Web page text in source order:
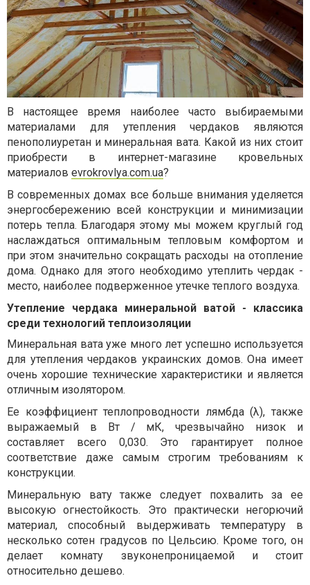
В настоящее время наиболее часто выбираемыми
материалами для утепления чердаков являются
пенополиуретан и минеральная вата. Какой из них стоит
приобрести в интернет-магазине кровельных
материалов evrokrovlya.com.ua?
В современных домах все больше внимания уделяется
энергосбережению всей конструкции и минимизации
потерь тепла. Благодаря этому мы можем круглый год
наслаждаться оптимальным тепловым комфортом и
при этом значительно сокращать расходы на отопление
дома. Однако для этого необходимо утеплить чердак -
место, наиболее подверженное утечке теплого воздуха.
Утепление чердака минеральной ватой - классика
среди технологий теплоизоляции
Минеральная вата уже много лет успешно используется
для утепления чердаков украинских домов. Она имеет
очень хорошие технические характеристики и является
отличным изолятором.
Ее коэффициент теплопроводности лямбда (λ), также
выражаемый в Вт / мК, чрезвычайно низок и
составляет всего 0,030. Это гарантирует полное
соответствие даже самым строгим требованиям к
конструкции.
Минеральную вату также следует похвалить за ее
высокую огнестойкость. Это практически негорючий
материал, способный выдерживать температуру в
несколько сотен градусов по Цельсию. Кроме того, он
делает комнату звуконепроницаемой и стоит
относительно дешево.